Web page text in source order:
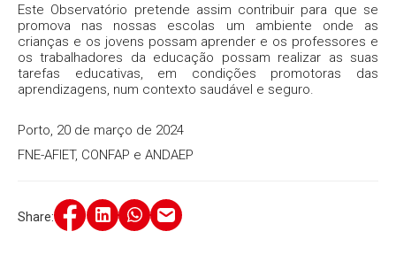
Este Observatório pretende assim contribuir para que se
promova nas nossas escolas um ambiente onde as
crianças e os jovens possam aprender e os professores e
os trabalhadores da educação possam realizar as suas
tarefas educativas, em condições promotoras das
aprendizagens, num contexto saudável e seguro.
Porto, 20 de março de 2024
FNE-AFIET, CONFAP e ANDAEP
Share: